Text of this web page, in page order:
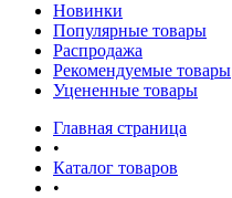
Новинки
Популярные товары
Распродажа
Рекомендуемые товары
Уцененные товары
Главная страница
•
Каталог товаров
•